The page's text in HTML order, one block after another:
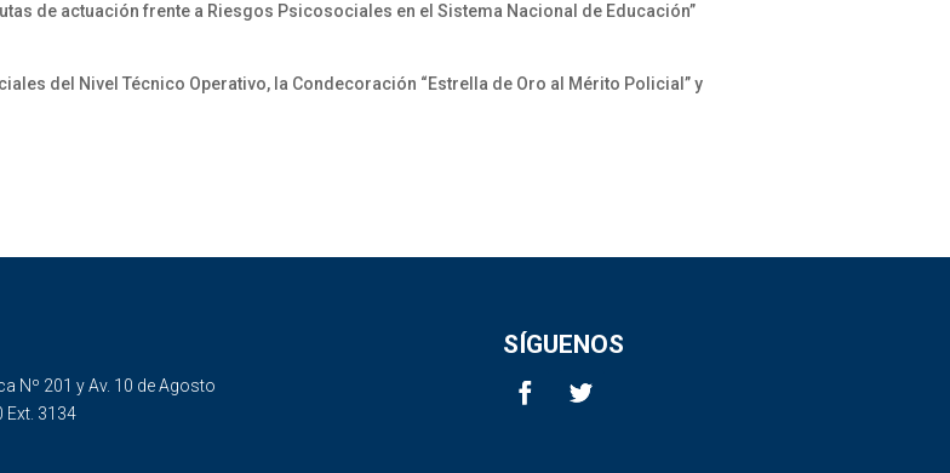
de actuación frente a Riesgos Psicosociales en el Sistema Nacional de Educación”
del Nivel Técnico Operativo, la Condecoración “Estrella de Oro al Mérito Policial” y
Nº 201 y Av. 10 de Agosto
Ext. 3134
SÍGUENOS